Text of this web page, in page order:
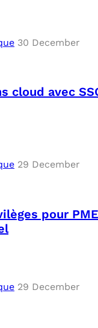
30 December
cloud avec
29 December
pour PME
29 December